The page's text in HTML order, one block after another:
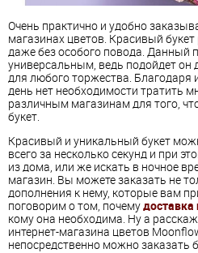
Очень практично и удобно
магазинах цветов. Красивый
даже без особого повода. Данный
универсальным, ведь подойдет он
для любого торжества. Благодаря
день нет необходимости тратить
различным магазинам для того,
букет.
Красивый и уникальный букет
всего за несколько секунд и при
из дома, или же искать в ночное
магазин. Вы можете заказать не
дополнения к нему, которые вам
поговорим о том, почемудоставка
кому она необходима. Ну а
интернет-магазина цветов
непосредственно можно заказать